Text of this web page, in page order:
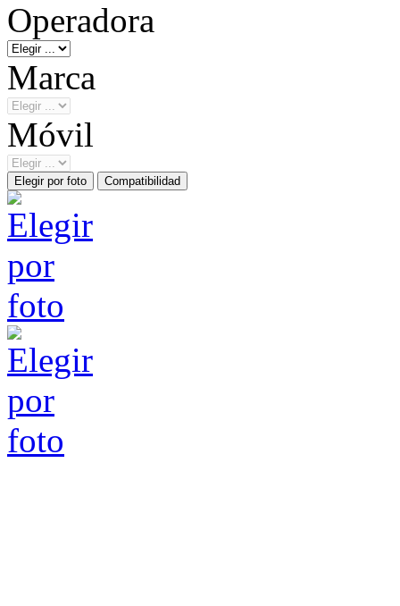
Operadora
Marca
Móvil